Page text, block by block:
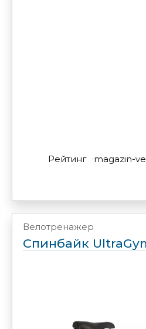
Рейтинг magazin-
Велотренажер
Спинбайк